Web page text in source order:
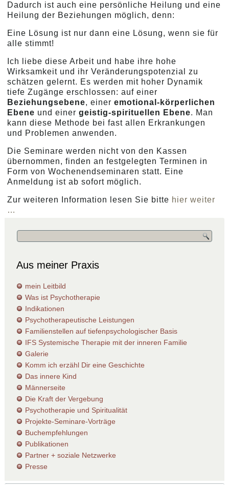
Dadurch ist auch eine persönliche Heilung und eine
Heilung der Beziehungen möglich, denn:
Eine Lösung ist nur dann eine Lösung, wenn sie für
alle stimmt!
Ich liebe diese Arbeit und habe ihre hohe
Wirksamkeit und ihr Veränderungspotenzial zu
schätzen gelernt. Es werden mit hoher Dynamik
tiefe Zugänge erschlossen: auf einer
Beziehungsebene, eineremotional-körperlichen
Ebene und einergeistig-spirituellen Ebene. Man
kann diese Methode bei fast allen Erkrankungen
und Problemen anwenden.
Die Seminare werden nicht von den Kassen
übernommen, finden an festgelegten Terminen in
Form von Wochenendseminaren statt. Eine
Anmeldung ist ab sofort möglich.
Zur weiteren Information lesen Sie bitte hier weiter
…
Aus meiner Praxis
mein Leitbild
Was ist Psychotherapie
Indikationen
Psychotherapeutische Leistungen
Familienstellen auf tiefenpsychologischer Basis
IFS Systemische Therapie mit der inneren Familie
Galerie
Komm ich erzähl Dir eine Geschichte
Das innere Kind
Männerseite
Die Kraft der Vergebung
Psychotherapie und Spiritualität
Projekte-Seminare-Vorträge
Buchempfehlungen
Publikationen
Partner + soziale Netzwerke
Presse